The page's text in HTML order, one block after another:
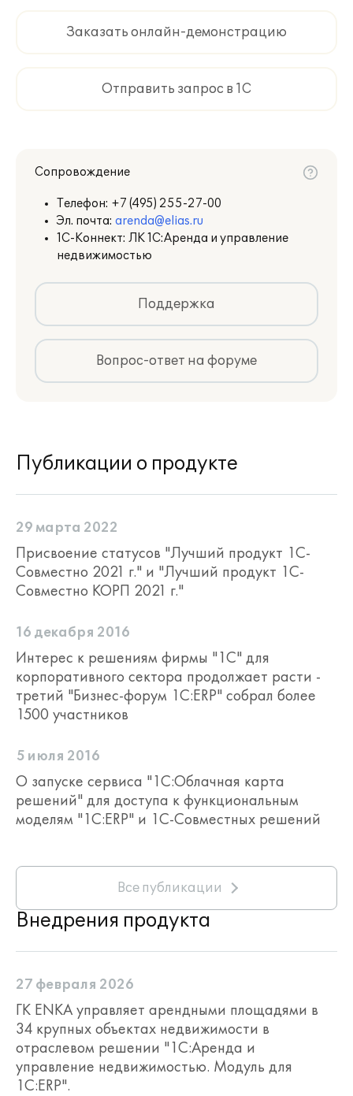
недвижимости:
объектов недвижимости";
Подсистема "Управление договорами
эксплуатацией объектов
недвижимости".
Далее представлено описание
Управление реестром объектов
недвижимости
Ведение иерархического справочника
объектов недвижимости с широким
Работа с графическими планами
объектов – как на основе
произвольных изображений
Заказать онлайн-демонстрацию
Отправить запрос в 1С
Сопровождение
Телефон: +7 (495) 255-27-00
Эл. почта: arenda@elias.ru
1С-Коннект: ЛК 1С:Аренда и управление
недвижимостью
Поддержка
Вопрос-ответ на форуме
Публикации о продукте
29 марта 2022
Присвоение статусов "Лучший продукт 1С-
Совместно 2021 г." и "Лучший продукт 1С-
Совместно КОРП 2021 г."
16 декабря 2016
Интерес к решениям фирмы "1С" для
корпоративного сектора продолжает расти -
третий "Бизнес-форум 1С:ERP" собрал более
1500 участников
5 июля 2016
О запуске сервиса "1С:Облачная карта
решений" для доступа к функциональным
моделям "1С:ERP" и 1С-Совместных решений
Все публикации
Внедрения продукта
27 февраля 2026
ГК ENKA управляет арендными площадями в
34 крупных объектах недвижимости в
отраслевом решении "1С:Аренда и
управление недвижимостью. Модуль для
1С:ERP".